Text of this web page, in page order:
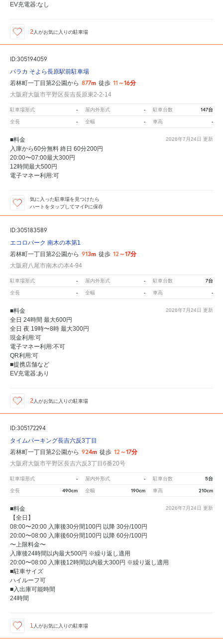
EV充電器:なし
2 人がお気に入りの駐車場
ID:305194059
パラカ そよら長原駅前駐車場
若林町一丁目第2公園から 877m 徒歩 11～16分
大阪府大阪市平野区長吉長原東2-2-14
駐車場形式 - 屋内外形式 - 駐車台数 147台
全長 - 全幅 - 車高 -
2026年7月24日 更新
■料金
入庫から60分無料 終日 60分200円
20:00〜07:00最大300円
12時間最大500円
電子マネー利用:可
気に入った駐車場を見つけたら
ハートをタップしてマイPに保存
ID:305183589
エコロパーク 南木の本第1
若林町一丁目第2公園から 913m 徒歩 12～17分
大阪府八尾市南木の本4-94
駐車場形式 - 屋内外形式 - 駐車台数 7台
全長 - 全幅 - 車高 -
2026年7月24日 更新
■料金
全日 24時間 最大600円
全日 夜 19時〜8時 最大300円
現金利用:可
電子マネー利用:不可
QR利用:可
■提携店舗など
EV充電器:あり
2 人がお気に入りの駐車場
ID:305172294
タイムパーキング長吉六反3丁目
若林町一丁目第2公園から 924m 徒歩 12～17分
大阪府大阪市平野区長吉六反3丁目6番20号
駐車場形式 - 屋内外形式 - 駐車台数 5台
全長 490cm 全幅 190cm 車高 210cm
2026年7月24日 更新
■料金
【全日】
08:00〜20:00 入庫後30分間100円 以降 30分/100円
20:00〜08:00 入庫後60分間100円 以降 60分/100円
〜上限料金〜
入庫後24時間以内最大500円 ※繰り返し適用
20:00〜08:00 入庫後12時間以内最大300円 ※繰り返し適用
■駐車サイズ
ハイルーフ可
■入出庫可能時間
24時間
1 人がお気に入りの駐車場